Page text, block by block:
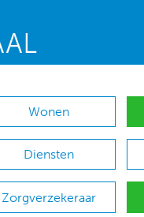
Wonen
Diensten
Zorgverzekeraar